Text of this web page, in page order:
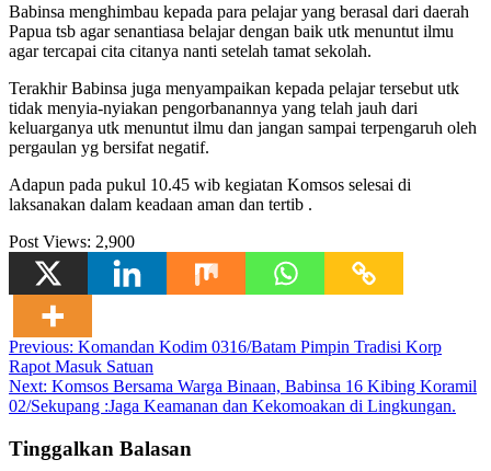
Babinsa menghimbau kepada para pelajar yang berasal dari daerah
Papua tsb agar senantiasa belajar dengan baik utk menuntut ilmu
agar tercapai cita citanya nanti setelah tamat sekolah.
Terakhir Babinsa juga menyampaikan kepada pelajar tersebut utk
tidak menyia-nyiakan pengorbanannya yang telah jauh dari
keluarganya utk menuntut ilmu dan jangan sampai terpengaruh oleh
pergaulan yg bersifat negatif.
Adapun pada pukul 10.45 wib kegiatan Komsos selesai di
laksanakan dalam keadaan aman dan tertib .
Post Views: 2,900
Navigasi
pos
Previous: Komandan Kodim 0316/Batam Pimpin Tradisi Korp
Rapot Masuk Satuan
Next: Komsos Bersama Warga Binaan, Babinsa 16 Kibing Koramil
02/Sekupang :Jaga Keamanan dan Kekomoakan di Lingkungan.
Tinggalkan Balasan